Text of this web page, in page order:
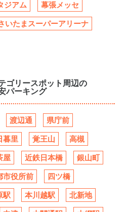
ジアム 幕張メッセ
いたまスーパーアリーナ
ゴリースポット周辺の
パーキング
渡辺通 県庁前
暮里 覚王山 高槻
屋 近鉄日本橋 銀山町
市役所前 四ツ橋
駅 本川越駅 北新地